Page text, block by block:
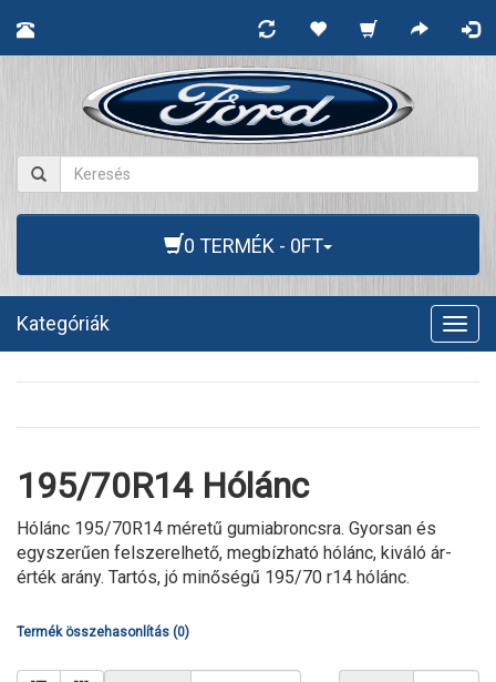
0 TERMÉK - 0FT
Kategóriák
195/70R14 Hólánc
Hólánc 195/70R14 méretű gumiabroncsra. Gyorsan és
egyszerűen felszerelhető, megbízható hólánc, kiváló ár-
érték arány. Tartós, jó minőségű 195/70 r14 hólánc.
Termék összehasonlítás (0)